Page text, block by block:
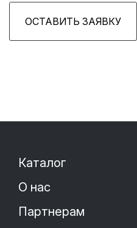
ОСТАВИТЬ ЗАЯВКУ
Каталог
О нас
Партнерам